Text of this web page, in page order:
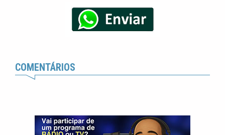
COMENTÁRIOS